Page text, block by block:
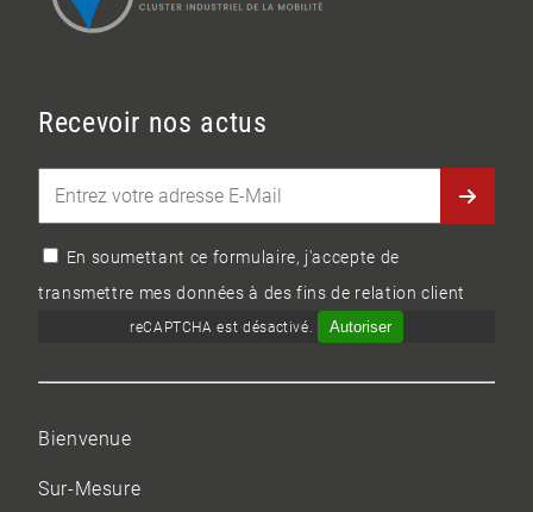
Recevoir nos actus
En soumettant ce formulaire, j'accepte de
transmettre mes données à des fins de relation client
reCAPTCHA est désactivé. Autoriser
Bienvenue
Sur-Mesure